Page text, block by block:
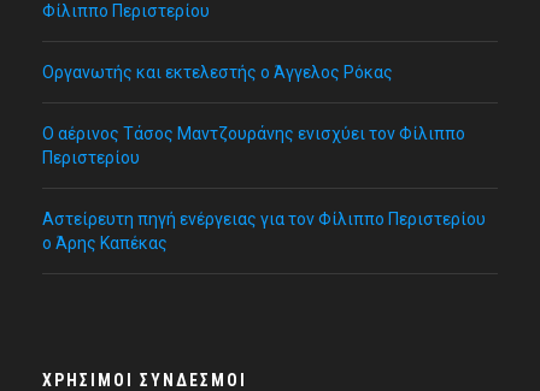
Φίλιππο Περιστερίου
Οργανωτής και εκτελεστής ο Άγγελος Ρόκας
Ο αέρινος Τάσος Μαντζουράνης ενισχύει τον Φίλιππο
Περιστερίου
Αστείρευτη πηγή ενέργειας για τον Φίλιππο Περιστερίου
ο Άρης Καπέκας
ΧΡΉΣΙΜΟΙ ΣΎΝΔΕΣΜΟΙ